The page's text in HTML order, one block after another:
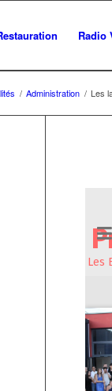
Radio
/ Administration / Les